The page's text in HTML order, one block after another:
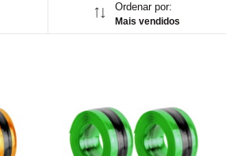
Ordenar por:
Mais vendidos